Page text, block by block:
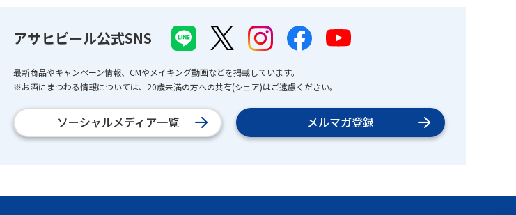
アサヒビール公式SNS
最新商品やキャンペーン情報、CMやメイキング動画などを掲載しています。
※お酒にまつわる情報については、20歳未満の方への共有(シェア)はご遠慮ください。
ソーシャルメディア一覧 メルマガ登録